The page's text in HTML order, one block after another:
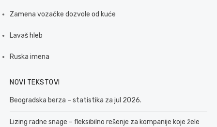
Zamena vozačke dozvole od kuće
Lavaš hleb
Ruska imena
NOVI TEKSTOVI
Beogradska berza – statistika za jul 2026.
Lizing radne snage – fleksibilno rešenje za kompanije koje žele